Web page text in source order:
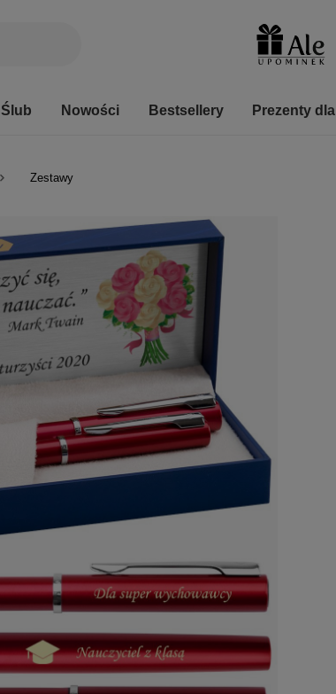
Ślub Nowości Bestsellery Prezenty dla
Zestawy